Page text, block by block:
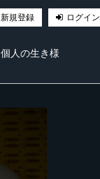
新規登録 ログイン
個人の生き様